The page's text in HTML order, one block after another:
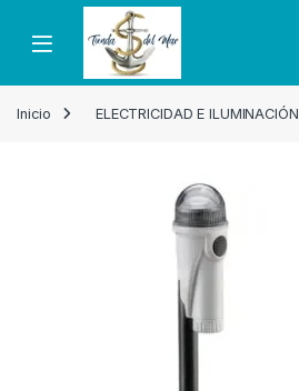
Skip to navigation
Skip to content
Open
Inicio ELECTRICIDAD E ILUMINACIÓN